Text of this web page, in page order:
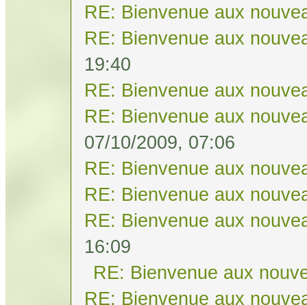
RE: Bienvenue aux
RE: Bienvenue aux
19:40
RE: Bienvenue aux
RE: Bienvenue aux
07/10/2009, 07:06
RE: Bienvenue aux
RE: Bienvenue aux
RE: Bienvenue aux
16:09
RE: Bienvenue aux
RE: Bienvenue aux